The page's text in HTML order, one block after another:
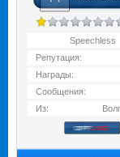
Speechless
Репутация:
Награды:
Сообщения:
Из: